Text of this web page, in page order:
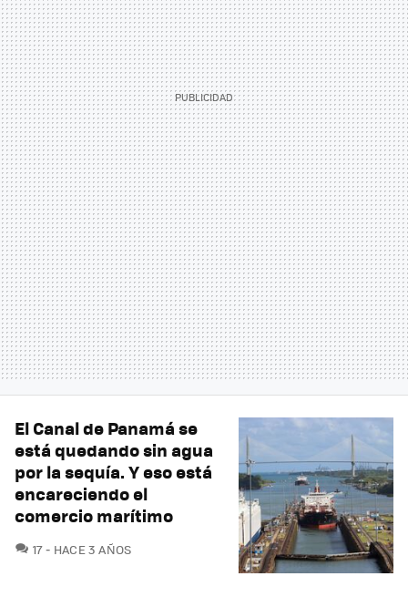
El Canal de Panamá se
está quedando sin agua
por la sequía. Y eso está
encareciendo el
comercio marítimo
17COMENTARIOS
HACE 3 AÑOS